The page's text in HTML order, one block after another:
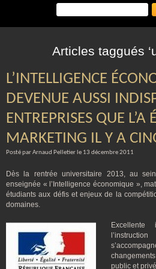
Articles taggués
L’INTELLIGENCE
DEVENUE AUSSI
ENTREPRISES QUE L’A
MARKETING IL Y A
Posté par Arnaud Pelletier le 13 décembre 2011
Dès la rentrée universitaire 2013, au
enseignée « l’Intelligence économique »,
étudiants aux défis et enjeux de la
domaines.
public et